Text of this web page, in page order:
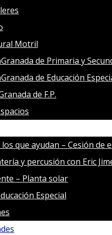
Motril
de Primaria y
de Educación
de F.P.
que ayudan – Cesión de
y percusión con Eric
– Planta solar
Especial